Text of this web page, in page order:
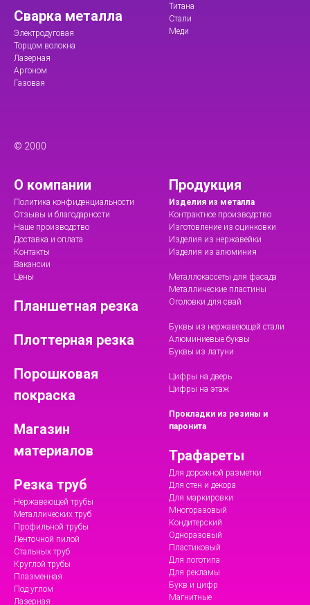
Сварка металла
Электродуговая
Торцом волокна
Лазерная
Аргоном
Газовая
© 2000
Титана
Стали
Меди
О компании
Политика конфиденциальности
Отзывы и благодарности
Наше производство
Доставка и оплата
Контакты
Вакансии
Цены
Планшетная резка
Плоттерная резка
Порошковая
покраска
Магазин
материалов
Резка труб
Нержавеющей трубы
Металлических труб
Профильной трубы
Ленточной пилой
Стальных труб
Круглой трубы
Плазменная
Под углом
Лазерная
Продукция
Изделия из металла
Контрактное производство
Изготовление из оцинковки
Изделия из нержавейки
Изделия из алюминия
Металлокассеты для фасада
Металлические пластины
Оголовки для свай
Буквы из нержавеющей стали
Алюминиевые буквы
Буквы из латуни
Цифры на дверь
Цифры на этаж
Прокладки из резины и
паронита
Трафареты
Для дорожной разметки
Для стен и декора
Для маркировки
Многоразовый
Кондитерский
Одноразовый
Пластиковый
Для логотипа
Для рекламы
Букв и цифр
Магнитные